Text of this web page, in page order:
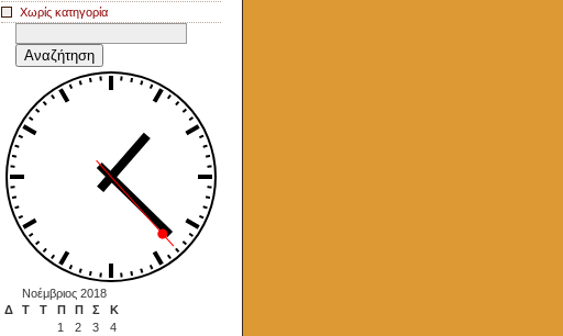
Χωρίς κατηγορία
για:
Νοέμβριος 2018
Δ
Τ Τ Π Π Σ
Κ
1
2 3
4